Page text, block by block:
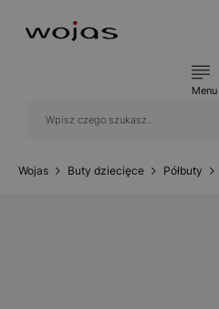
Menu
Wojas Buty dziecięce Półbuty